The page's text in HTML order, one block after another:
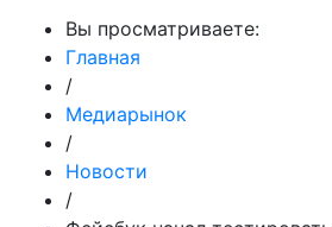
Вы просматриваете:
Главная
/
Медиарынок
/
Новости
/